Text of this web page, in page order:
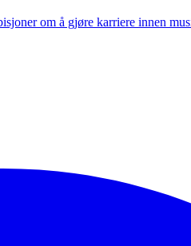
om å gjøre karriere innen